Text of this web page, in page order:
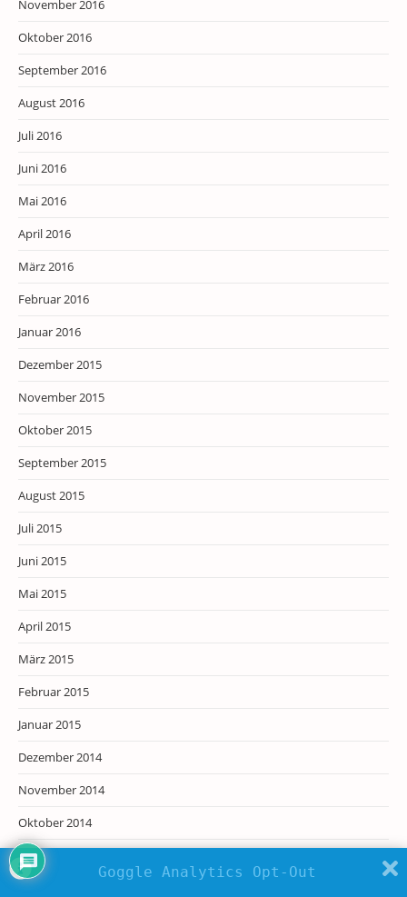
November 2016
Oktober 2016
September 2016
August 2016
Juli 2016
Juni 2016
Mai 2016
April 2016
März 2016
Februar 2016
Januar 2016
Dezember 2015
November 2015
Oktober 2015
September 2015
August 2015
Juli 2015
Juni 2015
Mai 2015
April 2015
März 2015
Februar 2015
Januar 2015
Dezember 2014
November 2014
Oktober 2014
August 2014
Juli 2014
Goggle Analytics Opt-Out